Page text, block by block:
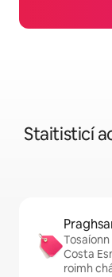
Staitisticí
Costa
roimh